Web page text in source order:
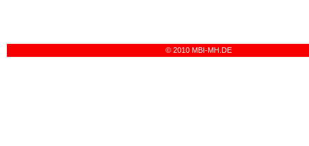
© 2010 MBI-MH.DE